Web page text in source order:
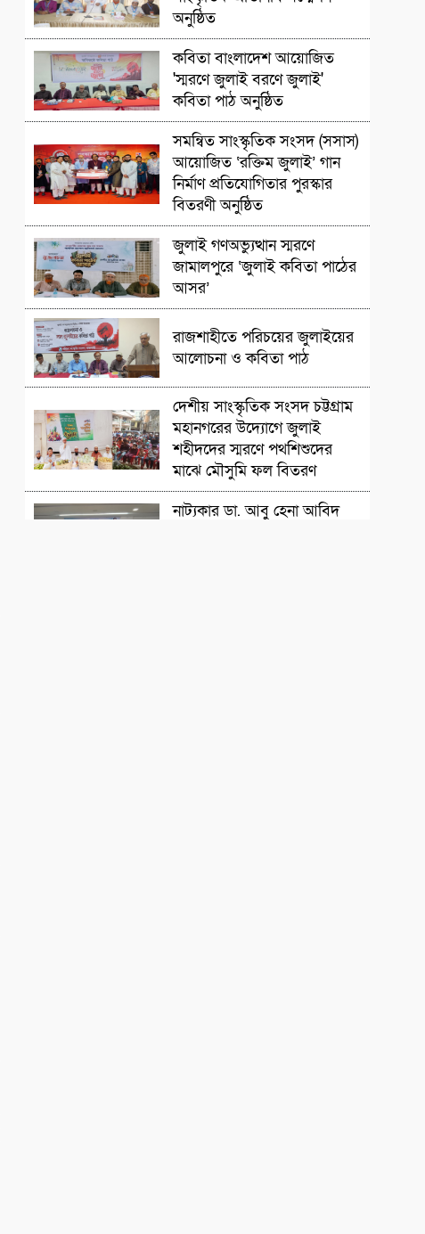
অনুষ্ঠিত
সাংস্কৃৃতিক অনুষ্ঠান
কবিতা বাংলাদেশ আয়োজিত
'স্মরণে জুলাই বরণে জুলাই'
কবিতা পাঠ অনুষ্ঠিত
সমন্বিত সাংস্কৃতিক সংসদ (সসাস)
আয়োজিত ‘রক্তিম জুলাই’ গান
নির্মাণ প্রতিযোগিতার পুরস্কার
বিতরণী অনুষ্ঠিত
সাংস্কৃতিক প্রতিষ্ঠান
জুলাই গণঅভ্যুত্থান স্মরণে
জামালপুরে ‘জুলাই কবিতা পাঠের
আসর’
সাংস্কৃতিক প্রতিষ্ঠান
রাজশাহীতে পরিচয়ের জুলাইয়ের
আলোচনা ও কবিতা পাঠ
দেশীয় সাংস্কৃতিক সংসদ চট্টগ্রাম
মহানগরের উদ্যোগে জুলাই
শহীদদের স্মরণে পথশিশুদের
মাঝে মৌসুমি ফল বিতরণ
চলচ্চিত্রজন
নাট্যকার ডা. আবু হেনা আবিদ